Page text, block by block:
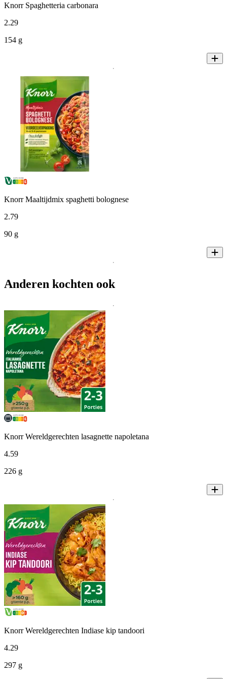
Knorr Spaghetteria carbonara
2.29
154 g
Knorr Maaltijdmix spaghetti bolognese
2.79
90 g
Anderen kochten ook
Knorr Wereldgerechten lasagnette napoletana
4.59
226 g
Knorr Wereldgerechten Indiase kip tandoori
4.29
297 g